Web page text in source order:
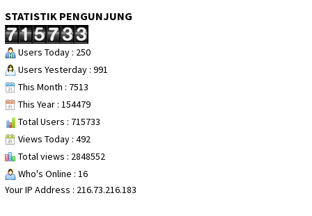
STATISTIK PENGUNJUNG
Users Today : 250
Users Yesterday : 991
This Month : 7513
This Year : 154479
Total Users : 715733
Views Today : 492
Total views : 2848552
Who's Online : 16
Your IP Address : 216.73.216.183